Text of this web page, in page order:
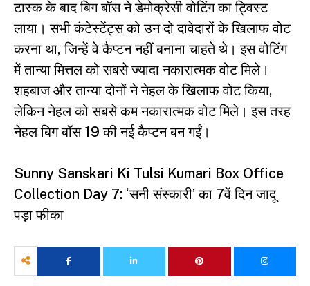
टास्क के बाद बिग बॉस ने डेमोक्रेसी वोटिंग का ट्विस्ट
लाया। सभी कंटेस्टेंट्स को उन दो दावेदारों के खिलाफ वोट
करना था, जिन्हें वे कैप्टन नहीं बनाना चाहते थे। इस वोटिंग
में तान्या मित्तल को सबसे ज्यादा नकारात्मक वोट मिले।
शहबाज और तान्या दोनों ने नेहल के खिलाफ वोट किया,
लेकिन नेहल को सबसे कम नकारात्मक वोट मिले। इस तरह
नेहल बिग बॉस 19 की नई कैप्टन बन गईं।
Sunny Sanskari Ki Tulsi Kumari Box Office
Collection Day 7: ‘सनी संस्कारी’ का 7वें दिन जादू
पड़ा फीका